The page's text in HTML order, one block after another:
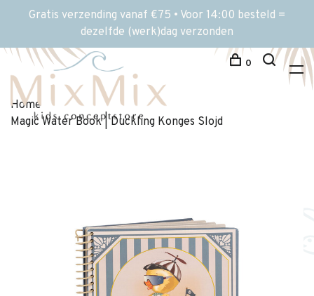
Gratis verzending vanaf €75 • Voor 14:00 besteld =
dezelfde (werk)dag verzonden
0
Home
Magic Water Book | Duckling Konges Slojd